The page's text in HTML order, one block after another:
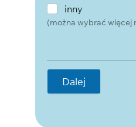
inny
(można wybrać więcej
Dalej